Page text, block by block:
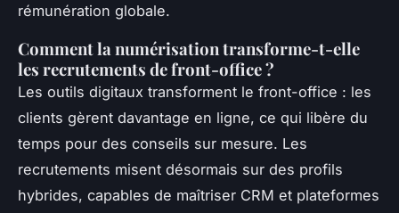
rémunération globale.
Comment la numérisation transforme-t-elle
les recrutements de front-office ?
Les outils digitaux transforment le front-office : les
clients gèrent davantage en ligne, ce qui libère du
temps pour des conseils sur mesure. Les
recrutements misent désormais sur des profils
hybrides, capables de maîtriser CRM et plateformes